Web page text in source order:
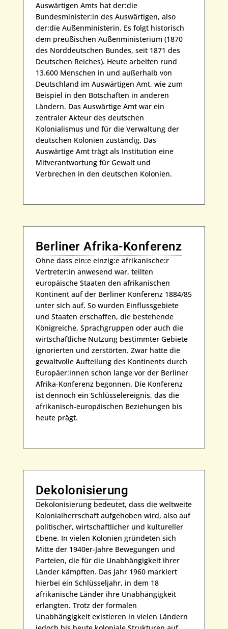
Auswärtigen Amts hat der:die
Bundesminister:in des Auswärtigen, also
der:die Außenministerin. Es folgt historisch
dem preußischen Außenministerium (1870
des Norddeutschen Bundes, seit 1871 des
Deutschen Reiches). Heute arbeiten rund
13.600 Menschen in und außerhalb von
Deutschland im Auswärtigen Amt, wie zum
Beispiel in den Botschaften in anderen
Ländern. Das Auswärtige Amt war ein
zentraler Akteur des deutschen
Kolonialismus und für die Verwaltung der
deutschen Kolonien zuständig. Das
Auswärtige Amt trägt als Institution eine
Mitverantwortung für Gewalt und
Verbrechen in den deutschen Kolonien.
Berliner Afrika-Konferenz
Ohne dass ein:e einzig:e afrikanische:r
Vertreter:in anwesend war, teilten
europäische Staaten den afrikanischen
Kontinent auf der Berliner Konferenz 1884/85
unter sich auf. So wurden Einflussgebiete
und Staaten erschaffen, die bestehende
Königreiche, Sprachgruppen oder auch die
wirtschaftliche Nutzung bestimmter Gebiete
ignorierten und zerstörten. Zwar hatte die
gewaltvolle Aufteilung des Kontinents durch
Europäer:innen schon lange vor der Berliner
Afrika-Konferenz begonnen. Die Konferenz
ist dennoch ein Schlüsselereignis, das die
afrikanisch-europäischen Beziehungen bis
heute prägt.
Dekolonisierung
Dekolonisierung bedeutet, dass die weltweite
Kolonialherrschaft aufgehoben wird, also auf
politischer, wirtschaftlicher und kultureller
Ebene. In vielen Kolonien gründeten sich
Mitte der 1940er-Jahre Bewegungen und
Parteien, die für die Unabhängigkeit ihrer
Länder kämpften. Das Jahr 1960 markiert
hierbei ein Schlüsseljahr, in dem 18
afrikanische Länder ihre Unabhängigkeit
erlangten. Trotz der formalen
Unabhängigkeit existieren in vielen Ländern